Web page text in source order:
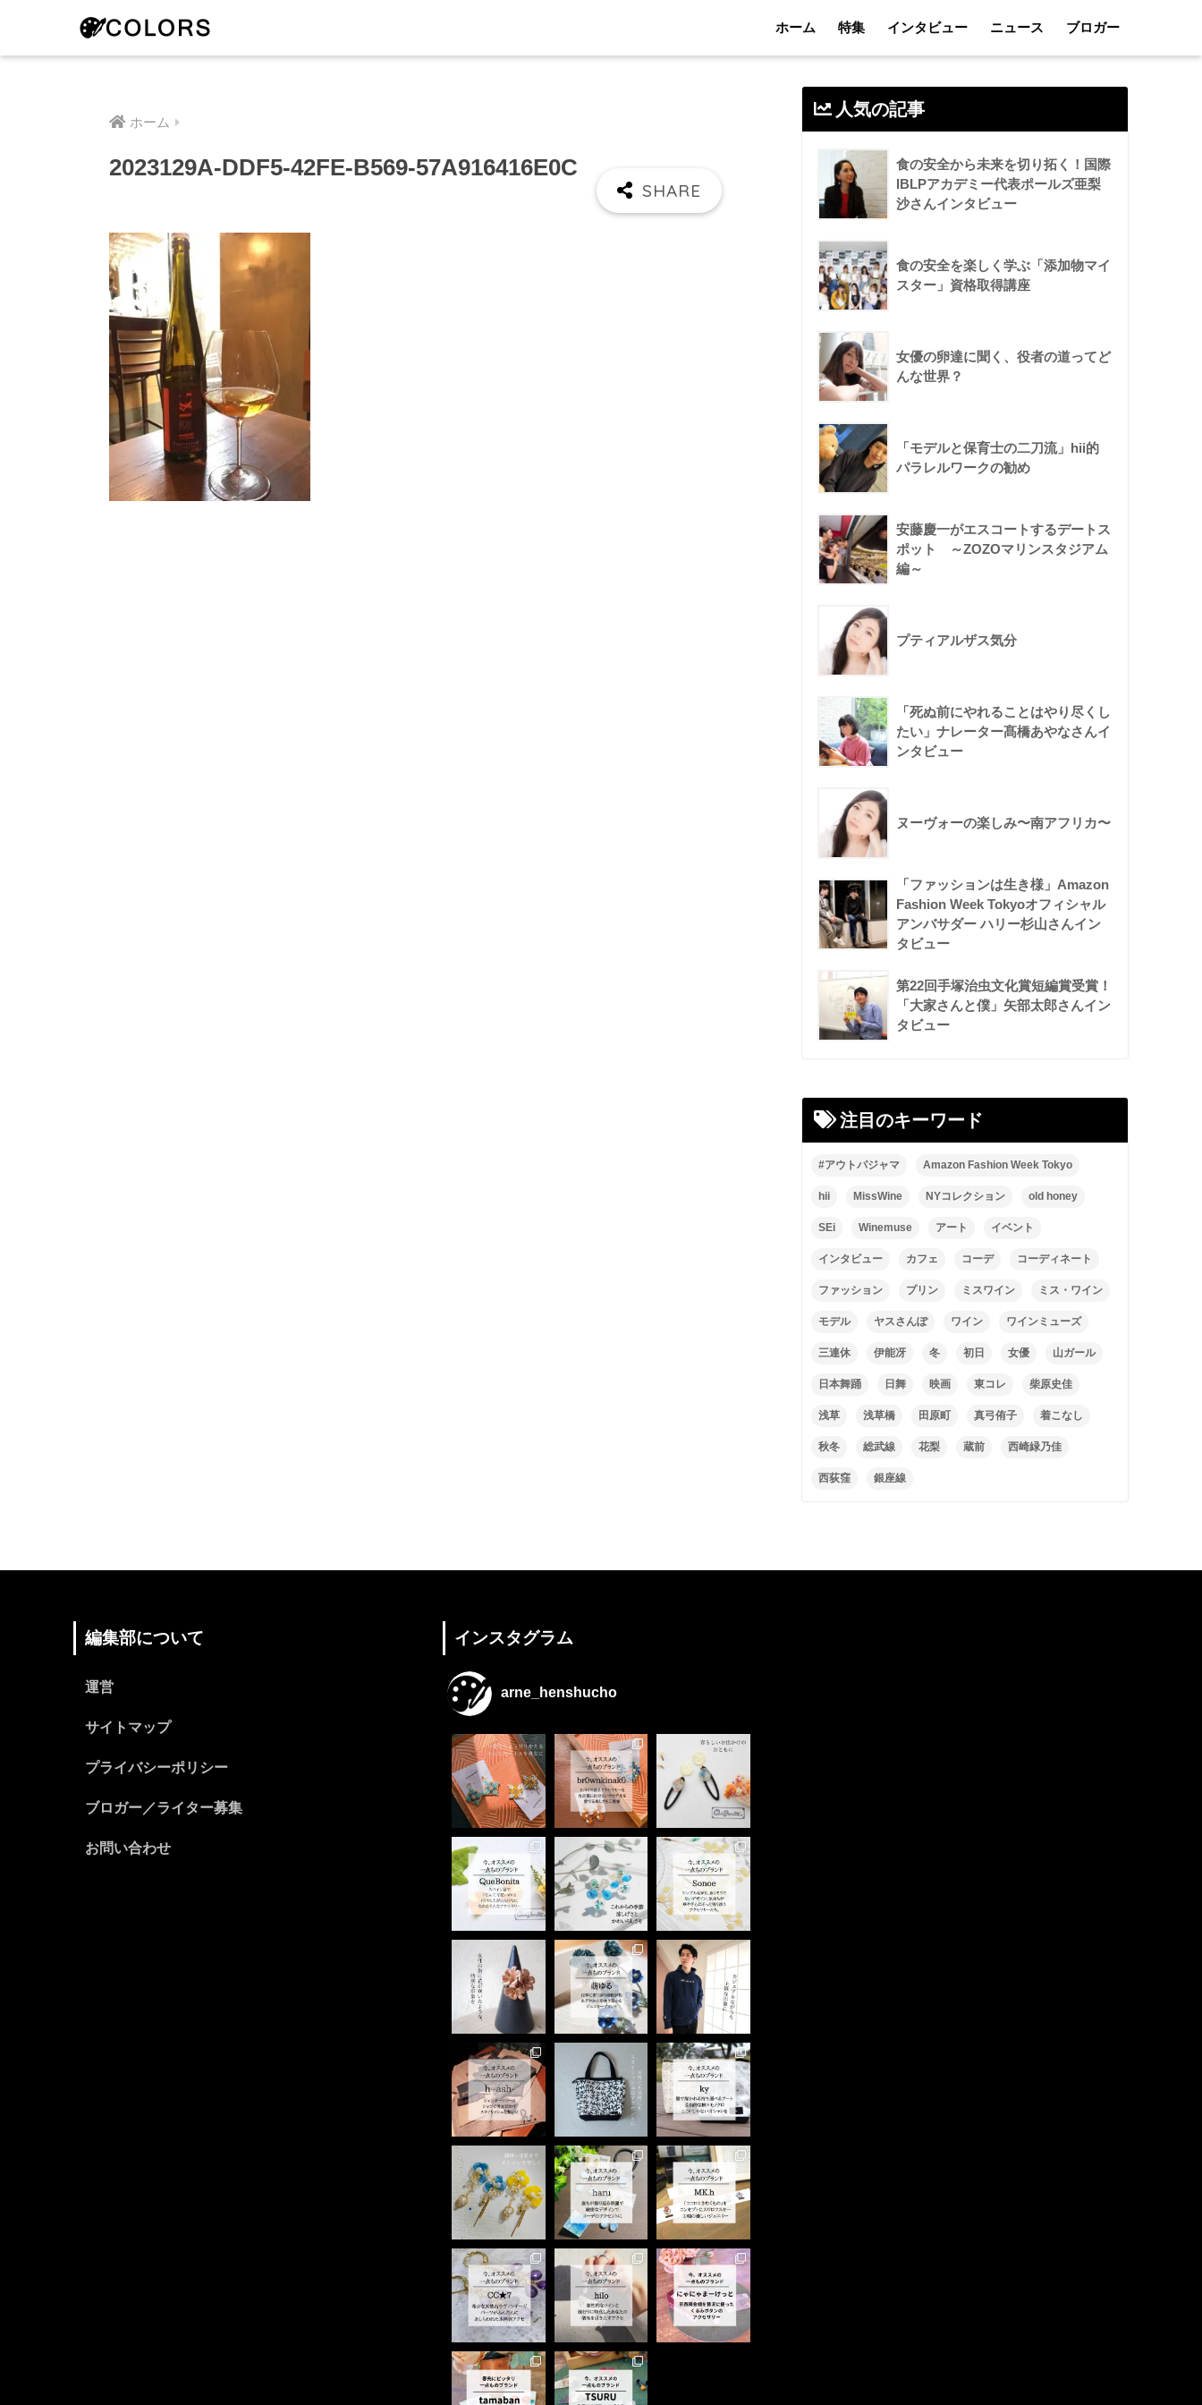
ホーム 特集 インタビュー ニュース ブロガー
ホーム
2023129A-DDF5-42FE-B569-57A916416E0C
人気の記事
食の安全から未来を切り拓く！国際
IBLPアカデミー代表ポールズ亜梨
沙さんインタビュー
食の安全を楽しく学ぶ「添加物マイ
スター」資格取得講座
女優の卵達に聞く、役者の道ってど
んな世界？
「モデルと保育士の二刀流」hii的
パラレルワークの勧め
安藤慶一がエスコートするデートス
ポット ～ZOZOマリンスタジアム
編～
プティアルザス気分
「死ぬ前にやれることはやり尽くし
たい」ナレーター髙橋あやなさんイ
ンタビュー
ヌーヴォーの楽しみ〜南アフリカ〜
「ファッションは生き様」Amazon
Fashion Week Tokyoオフィシャル
アンバサダー ハリー杉山さんイン
タビュー
第22回手塚治虫文化賞短編賞受賞！
「大家さんと僕」矢部太郎さんイン
タビュー
注目のキーワード
#アウトパジャマ Amazon Fashion Week Tokyo
hii MissWine NYコレクション old honey
SEi Winemuse アート イベント
インタビュー カフェ コーデ コーディネート
ファッション プリン ミスワイン ミス・ワイン
モデル ヤスさんぽ ワイン ワインミューズ
三連休 伊能冴 冬 初日 女優 山ガール
日本舞踊 日舞 映画 東コレ 柴原史佳
浅草 浅草橋 田原町 真弓侑子 着こなし
秋冬 総武線 花梨 蔵前 西崎緑乃佳
西荻窪 銀座線
編集部について
運営
サイトマップ
プライバシーポリシー
ブロガー／ライター募集
お問い合わせ
インスタグラム
arne_henshucho